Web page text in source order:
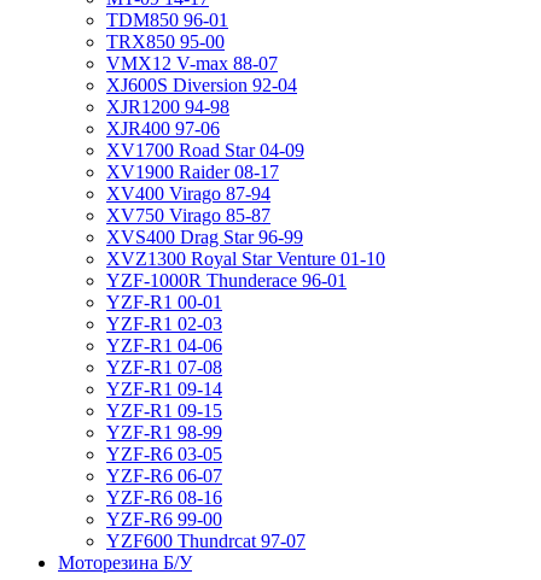
TDM850 96-01
TRX850 95-00
VMX12 V-max 88-07
XJ600S Diversion 92-04
XJR1200 94-98
XJR400 97-06
XV1700 Road Star 04-09
XV1900 Raider 08-17
XV400 Virago 87-94
XV750 Virago 85-87
XVS400 Drag Star 96-99
XVZ1300 Royal Star Venture 01-10
YZF-1000R Thunderace 96-01
YZF-R1 00-01
YZF-R1 02-03
YZF-R1 04-06
YZF-R1 07-08
YZF-R1 09-14
YZF-R1 09-15
YZF-R1 98-99
YZF-R6 03-05
YZF-R6 06-07
YZF-R6 08-16
YZF-R6 99-00
YZF600 Thundrcat 97-07
Моторезина Б/У